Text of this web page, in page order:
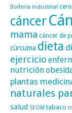
Bollería industrial
cáncer
mama cáncer de
cúrcuma dieta
ejercicio
nutrición
plantas
naturales
salud SEOM tabaco